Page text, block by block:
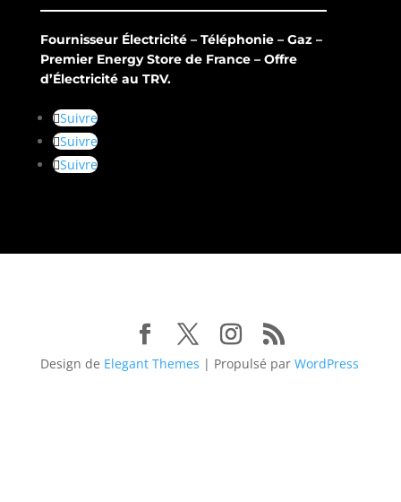
Fournisseur Électricité – Téléphonie – Gaz –
Premier Energy Store de France – Offre
d’Électricité au TRV.
Suivre
Suivre
Suivre
Design de Elegant Themes | Propulsé par WordPress